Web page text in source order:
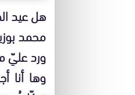
هل عيد
محمد
ورد عليّ
وها أنا